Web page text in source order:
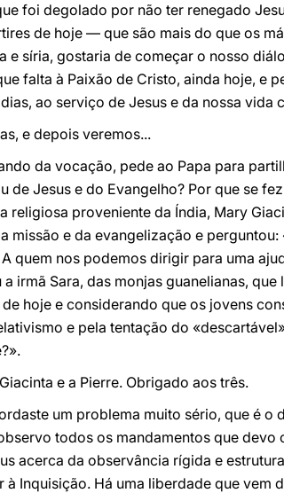
foi degolado por não ter renegado
de hoje — que são mais do que os
e síria, gostaria de começar o nosso
falta à Paixão de Cristo, ainda hoje, e
ao serviço de Jesus e da nossa vida
e depois veremos...
da vocação, pede ao Papa para
de Jesus e do Evangelho? Por que se
religiosa proveniente da Índia, Mary
missão e da evangelização e
quem nos podemos dirigir para uma
irmã Sara, das monjas guanelianas,
hoje e considerando que os jovens
e pela tentação do
e a Pierre. Obrigado aos três.
um problema muito sério, que é
todos os mandamentos que devo
acerca da observância rígida e
à Inquisição. Há uma liberdade que vem